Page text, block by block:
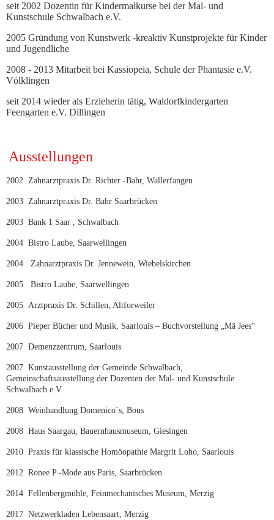
seit 2002 Dozentin für Kindermalkurse bei der Mal- und
Kunstschule Schwalbach e.V.
2005 Gründung von Kunstwerk -kreaktiv Kunstprojekte für Kinder
und Jugendliche
2008 - 2013 Mitarbeit bei Kassiopeia, Schule der Phantasie e.V.
Völklingen
seit 2014 wieder als Erzieherin tätig, Waldorfkindergarten
Feengarten e.V. Dillingen
Ausstellungen
2002 Zahnarztpraxis Dr. Richter -Bahr, Wallerfangen
2003 Zahnarztpraxis Dr. Bahr Saarbrücken
2003 Bank 1 Saar , Schwalbach
2004 Bistro Laube, Saarwellingen
2004 Zahnarztpraxis Dr. Jennewein, Wiebelskirchen
2005 Bistro Laube, Saarwellingen
2005 Arztpraxis Dr. Schillen, Altforweiler
2006 Pieper Bücher und Musik, Saarlouis – Buchvorstellung „Mä Jees“
2007 Demenzzentrum, Saarlouis
2007 Kunstausstellung der Gemeinde Schwalbach,
Gemeinschaftsausstellung der Dozenten der Mal- und Kunstschule
Schwalbach e.V.
2008 Weinhandlung Domenico´s, Bous
2008 Haus Saargau, Bauernhausmuseum, Giesingen
2010 Praxis für klassische Homöopathie Margrit Loho, Saarlouis
2012 Ronee P -Mode aus Paris, Saarbrücken
2014 Fellenbergmühle, Feinmechanisches Museum, Merzig
2017 Netzwerkladen Lebensaart, Merzig